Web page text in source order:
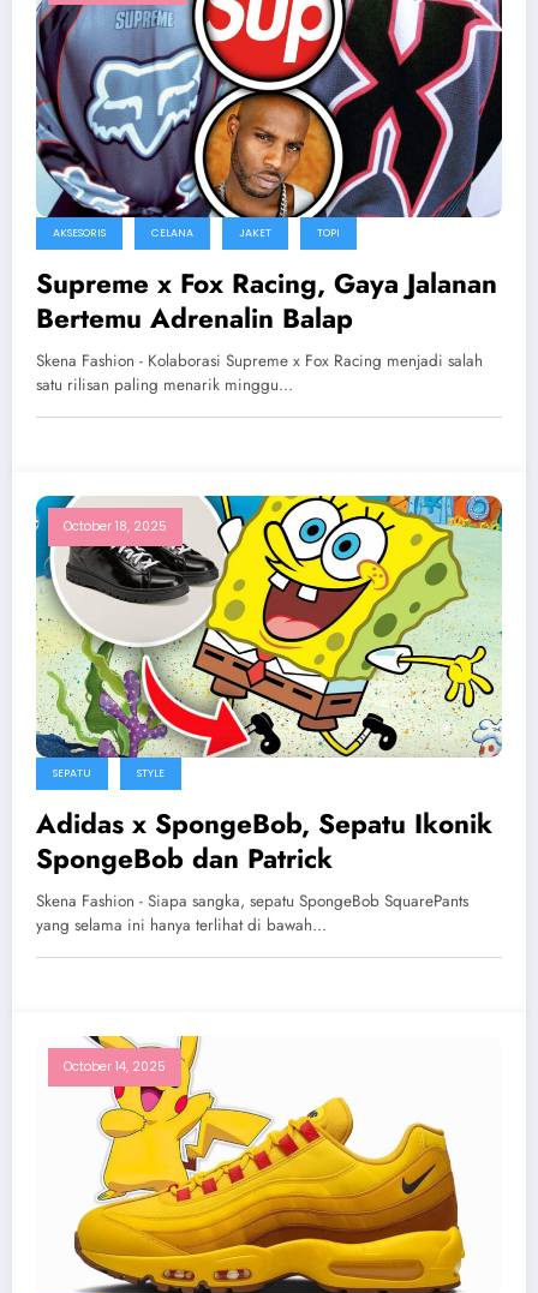
AKSESORIS CELANA JAKET TOPI
Supreme x Fox Racing, Gaya Jalanan
Bertemu Adrenalin Balap
Skena Fashion - Kolaborasi Supreme x Fox Racing menjadi salah
satu rilisan paling menarik minggu…
October 18, 2025
SEPATU STYLE
Adidas x SpongeBob, Sepatu Ikonik
SpongeBob dan Patrick
Skena Fashion - Siapa sangka, sepatu SpongeBob SquarePants
yang selama ini hanya terlihat di bawah…
October 14, 2025